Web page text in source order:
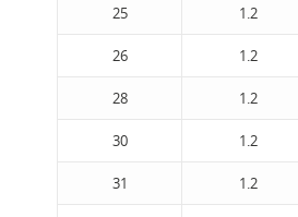
25 1.2
26 1.2
28 1.2
30 1.2
31 1.2